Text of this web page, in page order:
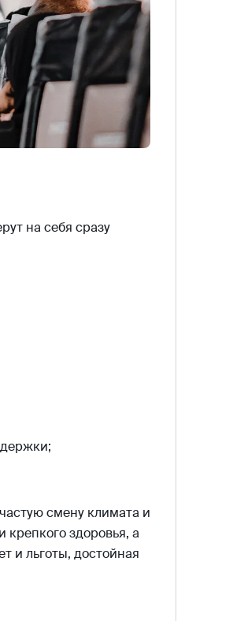
на себя сразу
смену климата и
крепкого здоровья, а
и льготы, достойная